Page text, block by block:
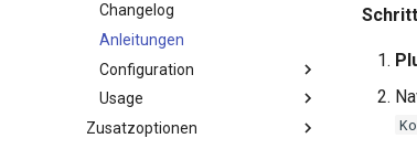
Changelog
Anleitungen
Configuration
Usage
Zusatzoptionen